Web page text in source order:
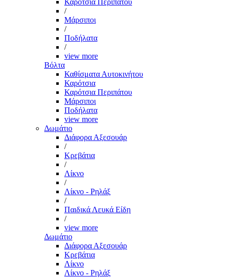
Καρότσια Περιπάτου
/
Μάρσιποι
/
Ποδήλατα
/
view more
Βόλτα
Καθίσματα Αυτοκινήτου
Καρότσια
Καρότσια Περιπάτου
Μάρσιποι
Ποδήλατα
view more
Δωμάτιο
Διάφορα Αξεσουάρ
/
Κρεβάτια
/
Λίκνο
/
Λίκνο - Ρηλάξ
/
Παιδικά Λευκά Είδη
/
view more
Δωμάτιο
Διάφορα Αξεσουάρ
Κρεβάτια
Λίκνο
Λίκνο - Ρηλάξ